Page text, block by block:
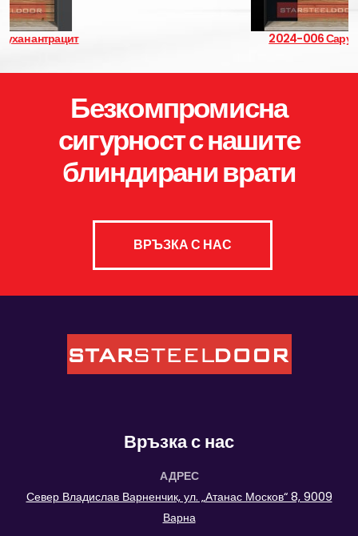
2024-006 Сарухан
Безкомпромисна
сигурност с нашите
блиндирани врати
ВРЪЗКА С НАС
Връзка с нас
АДРЕС
Север Владислав Варненчик, ул. „Атанас Москов“ 8, 9009
Варна